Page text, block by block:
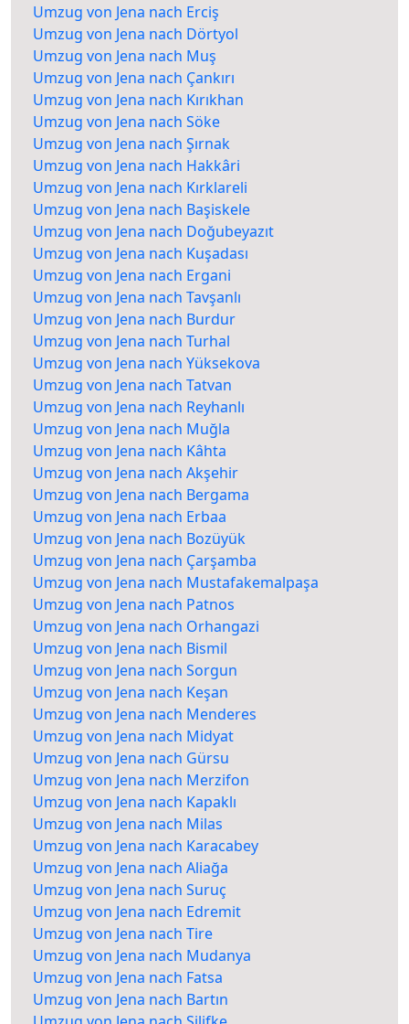
Umzug von Jena nach Erciş
Umzug von Jena nach Dörtyol
Umzug von Jena nach Muş
Umzug von Jena nach Çankırı
Umzug von Jena nach Kırıkhan
Umzug von Jena nach Söke
Umzug von Jena nach Şırnak
Umzug von Jena nach Hakkâri
Umzug von Jena nach Kırklareli
Umzug von Jena nach Başiskele
Umzug von Jena nach Doğubeyazıt
Umzug von Jena nach Kuşadası
Umzug von Jena nach Ergani
Umzug von Jena nach Tavşanlı
Umzug von Jena nach Burdur
Umzug von Jena nach Turhal
Umzug von Jena nach Yüksekova
Umzug von Jena nach Tatvan
Umzug von Jena nach Reyhanlı
Umzug von Jena nach Muğla
Umzug von Jena nach Kâhta
Umzug von Jena nach Akşehir
Umzug von Jena nach Bergama
Umzug von Jena nach Erbaa
Umzug von Jena nach Bozüyük
Umzug von Jena nach Çarşamba
Umzug von Jena nach Mustafakemalpaşa
Umzug von Jena nach Patnos
Umzug von Jena nach Orhangazi
Umzug von Jena nach Bismil
Umzug von Jena nach Sorgun
Umzug von Jena nach Keşan
Umzug von Jena nach Menderes
Umzug von Jena nach Midyat
Umzug von Jena nach Gürsu
Umzug von Jena nach Merzifon
Umzug von Jena nach Kapaklı
Umzug von Jena nach Milas
Umzug von Jena nach Karacabey
Umzug von Jena nach Aliağa
Umzug von Jena nach Suruç
Umzug von Jena nach Edremit
Umzug von Jena nach Tire
Umzug von Jena nach Mudanya
Umzug von Jena nach Fatsa
Umzug von Jena nach Bartın